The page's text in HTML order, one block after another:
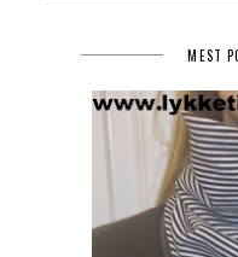
MEST